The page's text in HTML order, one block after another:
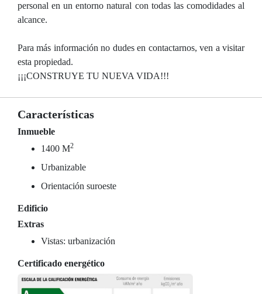
personal en un entorno natural con todas las comodidades al
alcance.
Para más información no dudes en contactarnos, ven a visitar
esta propiedad.
¡¡¡CONSTRUYE TU NUEVA VIDA!!!
Características
Inmueble
1400 M2
Urbanizable
Orientación suroeste
Edificio
Extras
Vistas: urbanización
Certificado energético